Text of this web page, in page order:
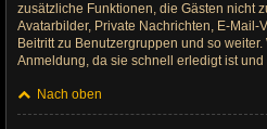
zusätzliche Funktionen, die Gästen nicht
Avatarbilder, Private Nachrichten, E-Mail-
Beitritt zu Benutzergruppen und so
Anmeldung, da sie schnell erledigt ist
Nach oben